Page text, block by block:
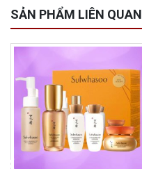
SẢN PHẨM LIÊN QUAN